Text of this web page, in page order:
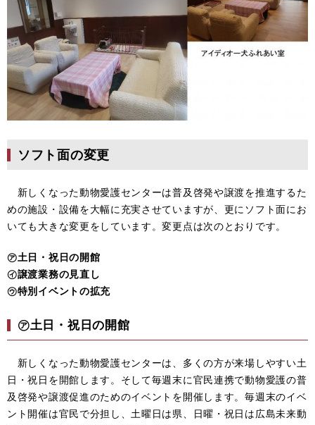
ソフト面の変更
新しくなった動物愛護センターは普及啓発や譲渡を推進するた
めの施設・設備を大幅に充実させていますが、更にソフト面にお
いても大きな変更をしています。変更点は次のとおりです。
㋐土日・祝日の開館
㋑譲渡業務の見直し
㋒特別イベントの拡充
㋐土日・祝日の開館
新しくなった動物愛護センターは、多くの方が来場しやすい土
日・祝日を開館します。そして毎週末に官民連携で動物愛護の普
及啓発や譲渡促進のためのイベントを開催します。毎週末のイベ
ント開催は官民で分担し、土曜日は県、日曜・祝日は広島未来動